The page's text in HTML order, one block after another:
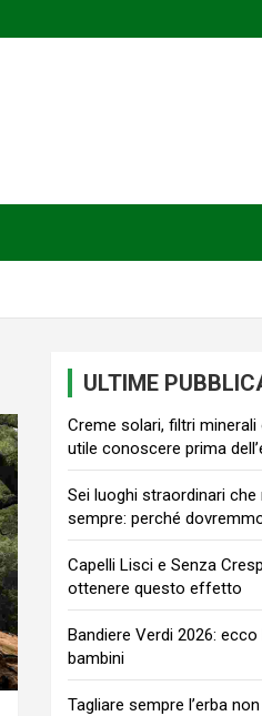
ULTIME
Creme solari, filtri
utile conoscere prima
Sei luoghi straordinari
sempre: perché
Capelli Lisci e Senza
ottenere questo effetto
Bandiere Verdi 2026:
bambini
Tagliare sempre l’erba